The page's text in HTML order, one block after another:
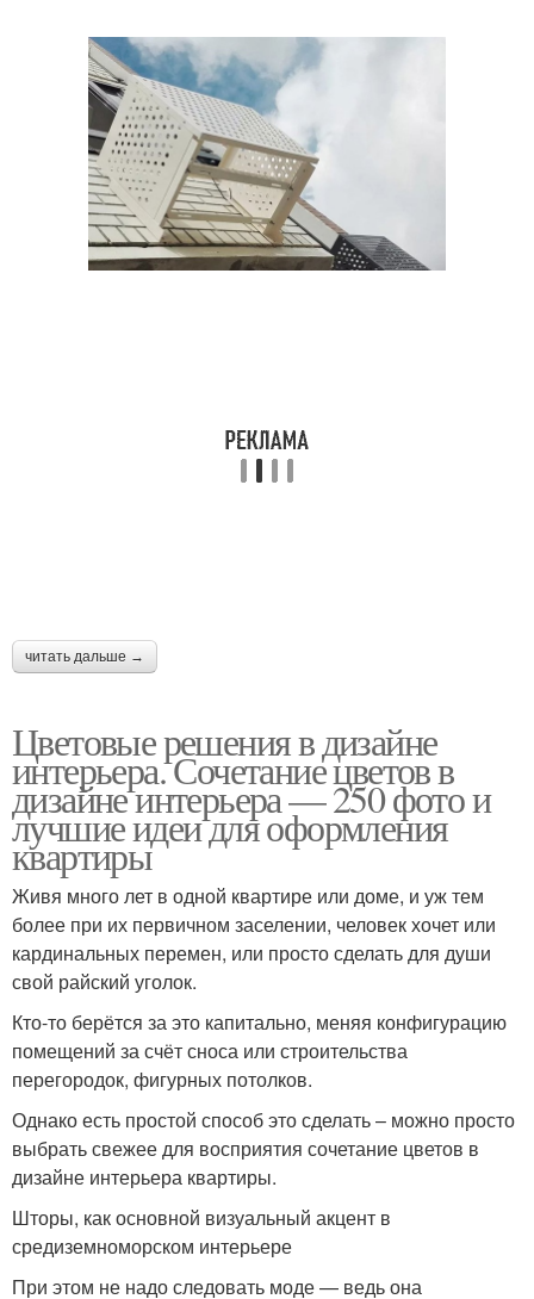
читать дальше →
Цветовые решения в дизайне
интерьера. Сочетание цветов в
дизайне интерьера — 250 фото и
лучшие идеи для оформления
квартиры
Живя много лет в одной квартире или доме, и уж тем
более при их первичном заселении, человек хочет или
кардинальных перемен, или просто сделать для души
свой райский уголок.
Кто-то берётся за это капитально, меняя конфигурацию
помещений за счёт сноса или строительства
перегородок, фигурных потолков.
Однако есть простой способ это сделать – можно просто
выбрать свежее для восприятия сочетание цветов в
дизайне интерьера квартиры.
Шторы, как основной визуальный акцент в
средиземноморском интерьере
При этом не надо следовать моде — ведь она